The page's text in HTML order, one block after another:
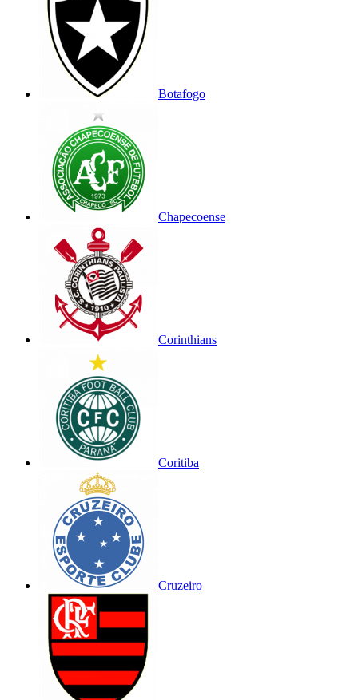
Botafogo
Chapecoense
Corinthians
Coritiba
Cruzeiro